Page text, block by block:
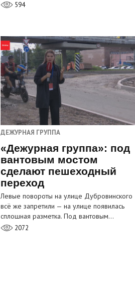
594
ДЕЖУРНАЯ ГРУППА
«Дежурная группа»: под
вантовым мостом
сделают пешеходный
переход
Левые повороты на улице Дубровинского
всё же запретили — на улице появилась
сплошная разметка. Под вантовым…
2072